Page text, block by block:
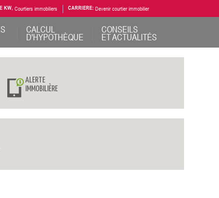
KW, Courtiers immobiliers CARRIERE: Devenir courtier immobilier
CALCUL
D'HYPOTHÈQUE
CONSEILS
ET ACTUALITÉS
ALERTE
IMMOBILIÈRE